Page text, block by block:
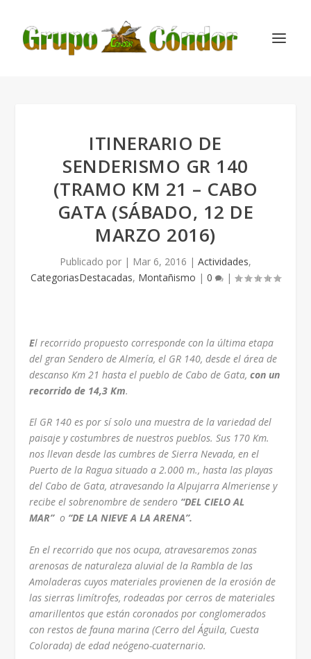
ITINERARIO DE
SENDERISMO GR 140
(TRAMO KM 21 – CABO
GATA (SÁBADO, 12 DE
MARZO 2016)
Publicado por | Mar 6, 2016 | Actividades,
CategoriasDestacadas, Montañismo | 0 |
El recorrido propuesto corresponde con la última etapa
del gran Sendero de Almería, el GR 140, desde elárea de
descanso Km 21 hasta el pueblo de Cabo de Gata,con un
recorrido de 14,3 Km.
El GR 140 es por sí solo una muestra de la variedad del
paisaje y costumbres de nuestros pueblos. Sus 170 Km.
nos llevan desde las cumbres de Sierra Nevada, en el
Puerto de la Ragua situado a 2.000 m., hasta las playas
del Cabo de Gata, atravesando la Alpujarra Almeriense y
recibe el sobrenombre de sendero “DEL CIELO AL
MAR” o “DE LA NIEVE A LA ARENA”.
En el recorrido que nos ocupa, atravesaremos zonas
arenosas de naturaleza aluvial de la Rambla de las
Amoladeras cuyos materiales provienen de la erosión de
las sierras limítrofes, rodeadas por cerros de materiales
amarillentos que están coronados por conglomerados
con restos de fauna marina (Cerro del Águila, Cuesta
Colorada) de edad neógeno-cuaternario.